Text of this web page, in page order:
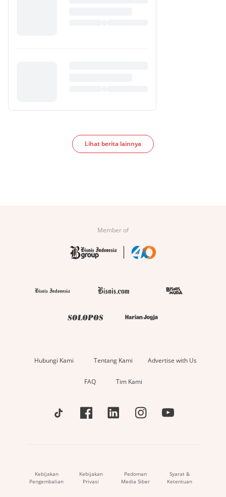
Lihat berita lainnya
Member of
Hubungi Kami Tentang Kami Advertise with Us
FAQ Tim Kami
Kebijakan
Pengembalian
Kebijakan
Privasi
Pedoman
Media Siber
Syarat &
Ketentuan